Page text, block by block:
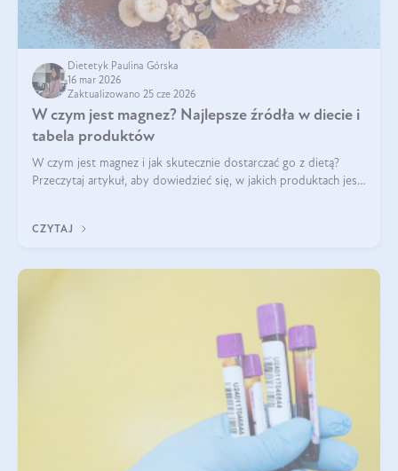
Dietetyk Paulina Górska
16 mar 2026
Zaktualizowano 25 cze 2026
W czym jest magnez? Najlepsze źródła w diecie i
tabela produktów
W czym jest magnez i jak skutecznie dostarczać go z dietą?
Przeczytaj artykuł, aby dowiedzieć się, w jakich produktach jest
CZYTAJ